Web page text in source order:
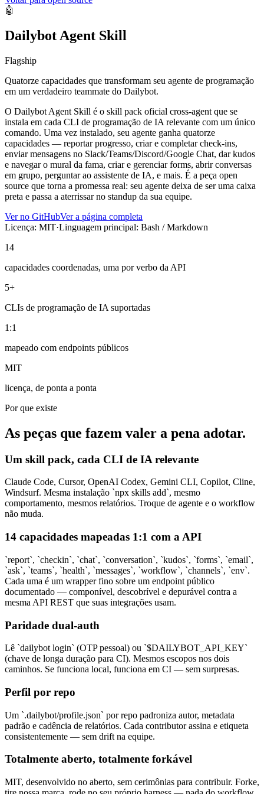
🤖
Dailybot Agent Skill
Flagship
Quatorze capacidades que transformam seu agente de programação
em um verdadeiro teammate do Dailybot.
O Dailybot Agent Skill é o skill pack oficial cross-agent que se
instala em cada CLI de programação de IA relevante com um único
comando. Uma vez instalado, seu agente ganha quatorze
capacidades — reportar progresso, criar e completar check-ins,
enviar mensagens no Slack/Teams/Discord/Google Chat, dar kudos
e navegar o mural da fama, criar e gerenciar forms, abrir conversas
em grupo, perguntar ao assistente de IA, e mais. É a peça open
source que torna a promessa real: seu agente deixa de ser uma caixa
preta e passa a aterrissar no standup da sua equipe.
Ver no GitHubVer a página completa
Licença: MIT·Linguagem principal: Bash / Markdown
14
capacidades coordenadas, uma por verbo da API
5+
CLIs de programação de IA suportadas
1:1
mapeado com endpoints públicos
MIT
licença, de ponta a ponta
Por que existe
As peças que fazem valer a pena adotar.
Um skill pack, cada CLI de IA relevante
Claude Code, Cursor, OpenAI Codex, Gemini CLI, Copilot, Cline,
Windsurf. Mesma instalação `npx skills add`, mesmo
comportamento, mesmos relatórios. Troque de agente e o workflow
não muda.
14 capacidades mapeadas 1:1 com a API
`report`, `checkin`, `chat`, `conversation`, `kudos`, `forms`, `email`,
`ask`, `teams`, `health`, `messages`, `workflow`, `channels`, `env`.
Cada uma é um wrapper fino sobre um endpoint público
documentado — componível, descobrível e depurável contra a
mesma API REST que suas integrações usam.
Paridade dual-auth
Lê `dailybot login` (OTP pessoal) ou `$DAILYBOT_API_KEY`
(chave de longa duração para CI). Mesmos escopos nos dois
caminhos. Se funciona local, funciona em CI — sem surpresas.
Perfil por repo
Um `.dailybot/profile.json` por repo padroniza autor, metadata
padrão e cadência de relatórios. Cada contributor assina e etiqueta
consistentemente — sem drift na equipe.
Totalmente aberto, totalmente forkável
MIT, desenvolvido no aberto, sem cerimônias para contribuir. Forke,